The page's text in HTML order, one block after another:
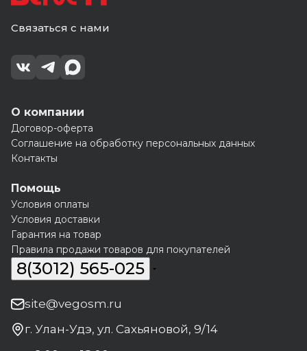
Связаться с нами
О компании
Договор-оферта
Соглашение на обработку персональных данных
Контакты
Помощь
Условия оплаты
Условия доставки
Гарантия на товар
Правила продажи товаров для покупателей
8(3012) 565-025
site@vegosm.ru
г. Улан-Удэ, ул. Сахьяновой, 9/14